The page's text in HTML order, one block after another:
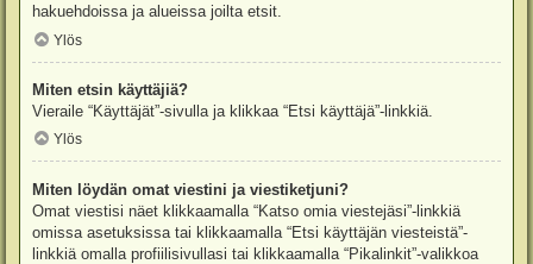
hakuehdoissa ja alueissa joilta etsit.
Ylös
Miten etsin käyttäjiä?
Vieraile “Käyttäjät”-sivulla ja klikkaa “Etsi käyttäjä”-linkkiä.
Ylös
Miten löydän omat viestini ja viestiketjuni?
Omat viestisi näet klikkaamalla “Katso omia viestejäsi”-linkkiä
omissa asetuksissa tai klikkaamalla “Etsi käyttäjän viesteistä”-
linkkiä omalla profiilisivullasi tai klikkaamalla “Pikalinkit”-valikkoa